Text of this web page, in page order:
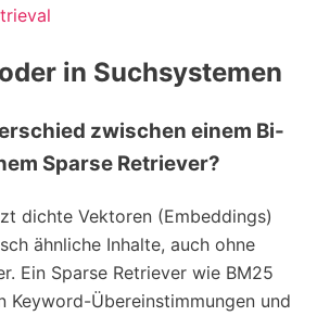
in Suchsystemen
zwischen einem Bi-
Sparse Retriever?
dichte Vektoren (Embeddings)
ähnliche Inhalte, auch ohne
Ein Sparse Retriever wie BM25
Keyword-Übereinstimmungen und